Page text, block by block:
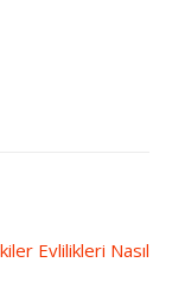
Evlilikleri Nasıl